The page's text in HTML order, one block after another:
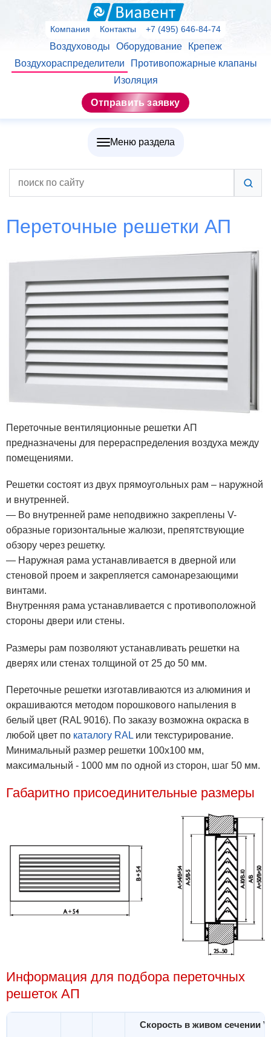
Компания Контакты +7 (495) 646-84-74
Воздуховоды Оборудование
Крепеж
Воздухораспределители
Противопожарные клапаны
Изоляция
Отправить заявку
Меню раздела
Переточные решетки АП
Переточные вентиляционные решетки АП
предназначены для перераспределения воздуха между
помещениями.
Решетки состоят из двух прямоугольных рам – наружной
и внутренней.
— Во внутренней раме неподвижно закреплены V-
образные горизонтальные жалюзи, препятствующие
обзору через решетку.
— Наружная рама устанавливается в дверной или
стеновой проем и закрепляется самонарезающими
винтами.
Внутренняя рама устанавливается с противоположной
стороны двери или стены.
Размеры рам позволяют устанавливать решетки на
дверях или стенах толщиной от 25 до 50 мм.
Переточные решетки изготавливаются из алюминия и
окрашиваются методом порошкового напыления в
белый цвет (RAL 9016). По заказу возможна окраска в
любой цвет по каталогу RAL или текстурирование.
Минимальный размер решетки 100x100 мм,
максимальный - 1000 мм по одной из сторон, шаг 50 мм.
Габаритно присоединительные размеры
Информация для подбора переточных
решеток АП
Скорость в живом сечении V